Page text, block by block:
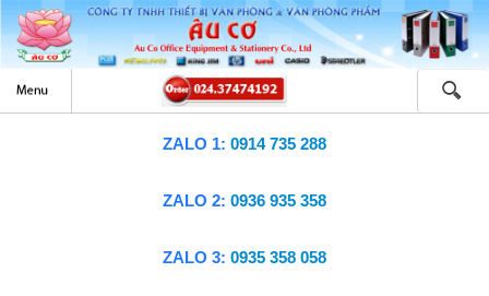
ZALO 1: 0914 735 288
ZALO 2: 0936 935 358
ZALO 3: 0935 358 058